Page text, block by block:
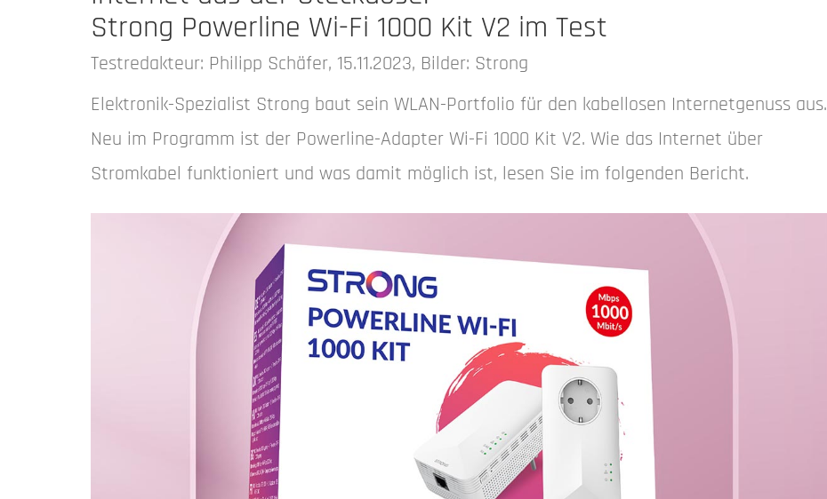
Strong Powerline Wi-Fi 1000 Kit V2 im Test
Testredakteur: Philipp Schäfer, 15.11.2023, Bilder: Strong
Elektronik-Spezialist Strong baut sein WLAN-Portfolio für den kabellosen Internetgenuss aus.
Neu im Programm ist der Powerline-Adapter Wi-Fi 1000 Kit V2. Wie das Internet über
Stromkabel funktioniert und was damit möglich ist, lesen Sie im folgenden Bericht.